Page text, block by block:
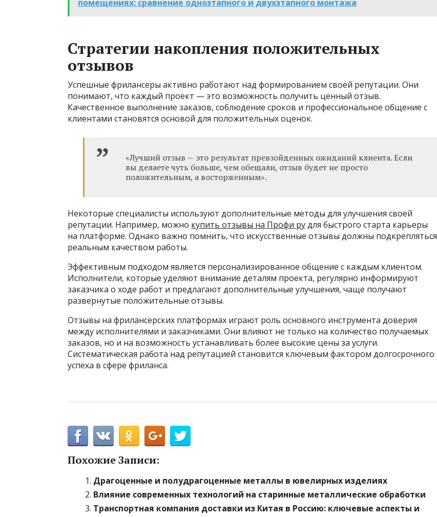
помещениях: сравнение одноэтапного и двухэтапного монтажа
Стратегии накопления положительных
отзывов
Успешные фрилансеры активно работают над формированием своей репутации. Они
понимают, что каждый проект — это возможность получить ценный отзыв.
Качественное выполнение заказов, соблюдение сроков и профессиональное общение с
клиентами становятся основой для положительных оценок.
«Лучший отзыв — это результат превзойденных ожиданий клиента. Если
вы делаете чуть больше, чем обещали, отзыв будет не просто
положительным, а восторженным».
Некоторые специалисты используют дополнительные методы для улучшения своей
репутации. Например, можно купить отзывы на Профи рудля быстрого старта карьеры
на платформе. Однако важно помнить, что искусственные отзывы должны подкрепляться
реальным качеством работы.
Эффективным подходом является персонализированное общение с каждым клиентом.
Исполнители, которые уделяют внимание деталям проекта, регулярно информируют
заказчика о ходе работ и предлагают дополнительные улучшения, чаще получают
развернутые положительные отзывы.
Отзывы на фрилансерских платформах играют роль основного инструмента доверия
между исполнителями и заказчиками. Они влияют не только на количество получаемых
заказов, но и на возможность устанавливать более высокие цены за услуги.
Систематическая работа над репутацией становится ключевым фактором долгосрочного
успеха в сфере фриланса.
Похожие Записи:
Драгоценные и полудрагоценные металлы в ювелирных изделиях
Влияние современных технологий на старинные металлические обработки
Транспортная компания доставки из Китая в Россию: ключевые аспекты и